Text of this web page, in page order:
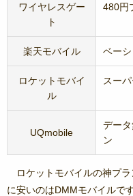
ワイヤレスゲー
ト
480円
楽天モバイル ベー
ロケットモバイ
ル
スー
UQmobile
デー
ン
ロケットモバイルの神プ
に安いのはDMMモバイルで